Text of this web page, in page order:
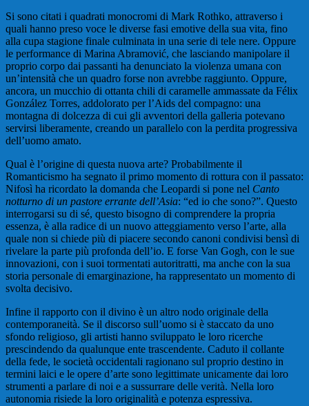
Si sono citati i quadrati monocromi di Mark Rothko, attraverso i
quali hanno preso voce le diverse fasi emotive della sua vita, fino
alla cupa stagione finale culminata in una serie di tele nere. Oppure
le performance di Marina Abramović, che lasciando manipolare il
proprio corpo dai passanti ha denunciato la violenza umana con
un’intensità che un quadro forse non avrebbe raggiunto. Oppure,
ancora, un mucchio di ottanta chili di caramelle ammassate da Félix
González Torres, addolorato per l’Aids del compagno: una
montagna di dolcezza di cui gli avventori della galleria potevano
servirsi liberamente, creando un parallelo con la perdita progressiva
dell’uomo amato.
Qual è l’origine di questa nuova arte? Probabilmente il
Romanticismo ha segnato il primo momento di rottura con il passato:
Nifosì ha ricordato la domanda che Leopardi si pone nel Canto
notturno di un pastore errante dell’Asia: “ed io che sono?”. Questo
interrogarsi su di sé, questo bisogno di comprendere la propria
essenza, è alla radice di un nuovo atteggiamento verso l’arte, alla
quale non si chiede più di piacere secondo canoni condivisi bensì di
rivelare la parte più profonda dell’io. E forse Van Gogh, con le sue
innovazioni, con i suoi tormentati autoritratti, ma anche con la sua
storia personale di emarginazione, ha rappresentato un momento di
svolta decisivo.
Infine il rapporto con il divino è un altro nodo originale della
contemporaneità. Se il discorso sull’uomo si è staccato da uno
sfondo religioso, gli artisti hanno sviluppato le loro ricerche
prescindendo da qualunque ente trascendente. Caduto il collante
della fede, le società occidentali ragionano sul proprio destino in
termini laici e le opere d’arte sono legittimate unicamente dai loro
strumenti a parlare di noi e a sussurrare delle verità. Nella loro
autonomia risiede la loro originalità e potenza espressiva.